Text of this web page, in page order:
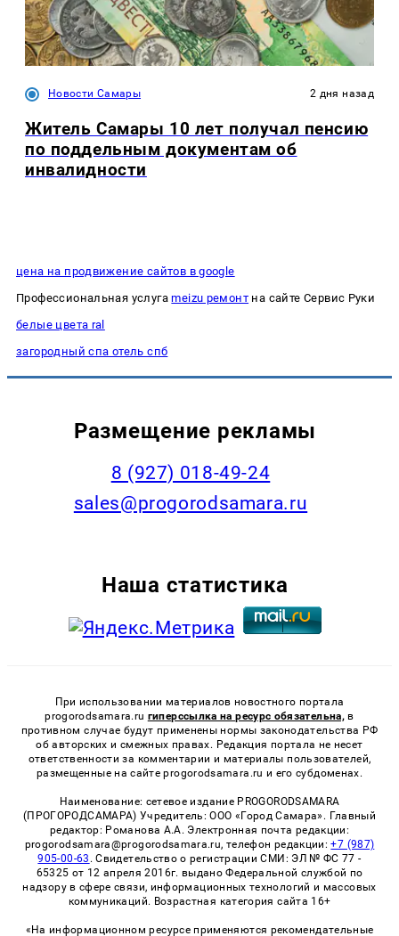
Новости Самары 2 дня назад
Житель Самары 10 лет получал пенсию
по поддельным документам об
инвалидности
цена на продвижение сайтов в google
Профессиональная услугаmeizu ремонт на сайте Сервис Руки
белые цвета ral
загородный спа отель спб
Размещение рекламы
8 (927) 018-49-24
sales@progorodsamara.ru
Наша статистика
При использовании материалов новостного портала
progorodsamara.ru гиперссылка на ресурс обязательна, в
противном случае будут применены нормы законодательства РФ
об авторских и смежных правах. Редакция портала не несет
ответственности за комментарии и материалы пользователей,
размещенные на сайте progorodsamara.ru и его субдоменах.
Наименование: сетевое издание PROGORODSAMARA
(ПРОГОРОДСАМАРА) Учредитель: ООО «Город Самара». Главный
редактор: Романова А.А. Электронная почта редакции:
progorodsamara@progorodsamara.ru, телефон редакции:+7 (987)
905-00-63 . Свидетельство о регистрации СМИ: ЭЛ № ФС 77 -
65325 от 12 апреля 2016г. выдано Федеральной службой по
надзору в сфере связи, информационных технологий и массовых
коммуникаций. Возрастная категория сайта 16+
«На информационном ресурсе применяются рекомендательные